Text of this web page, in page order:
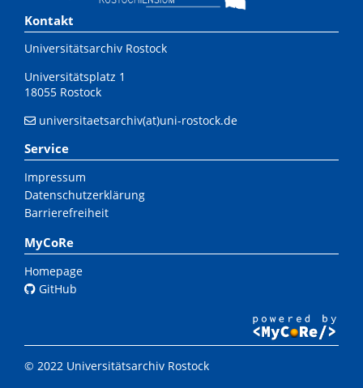
Kontakt
Universitätsarchiv Rostock
Universitätsplatz 1
18055 Rostock
universitaetsarchiv(at)uni-rostock.de
Service
Impressum
Datenschutzerklärung
Barrierefreiheit
MyCoRe
Homepage
GitHub
© 2022 Universitätsarchiv Rostock